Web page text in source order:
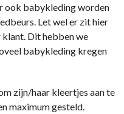
ook babykleding worden
Let wel er zit hier
klant. Dit hebben we
babykleding kregen
zijn/haar kleertjes aan te
maximum gesteld.